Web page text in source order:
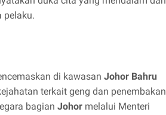
pelaku.
di kawasan Johor Bahru
terkait geng dan penembakan
bagian Johor melalui Menteri